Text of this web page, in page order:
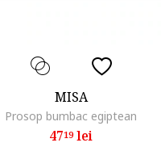
MISA
Prosop bumbac egiptean
4719lei